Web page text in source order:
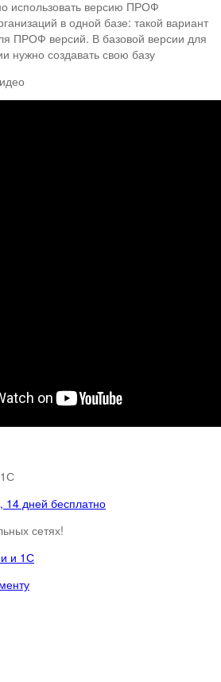
использовать версию ПРОФ
в одной базе: такой вариант
ПРОФ версий. В базовой версии для
нужно создавать свою базу⠀
14 дней бесплатно
сетях!
и 1С